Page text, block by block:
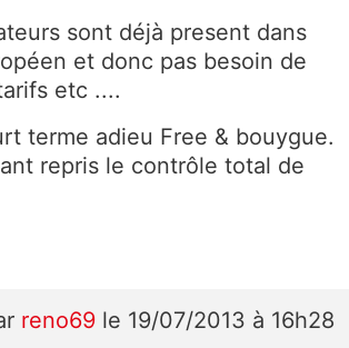
sont déjà present dans
et donc pas besoin de
etc ....
terme adieu Free & bouygue.
repris le contrôle total de
reno69 le 19/07/2013 à 16h28